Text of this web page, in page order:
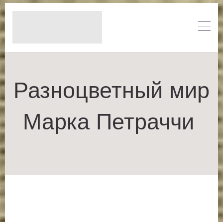
Разноцветный мир
Марка Петраччи